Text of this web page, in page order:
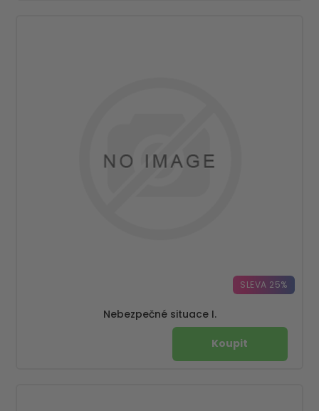
SLEVA 25%
Nebezpečné situace I.